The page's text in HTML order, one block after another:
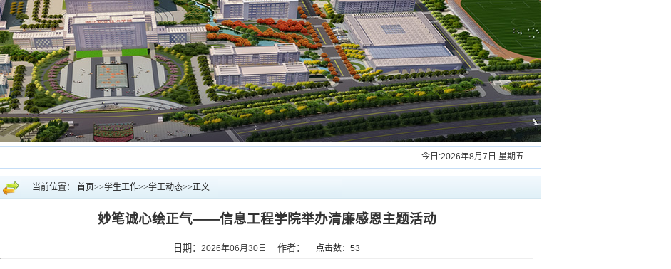
今日:2026年8月7日 星期五
当前位置： 首页>>学生工作>>学工动态>>正文
妙笔诚心绘正气——信息工程学院举办清廉感恩主题活动
日期： 2026年06月30日 作者： 点击数： 53